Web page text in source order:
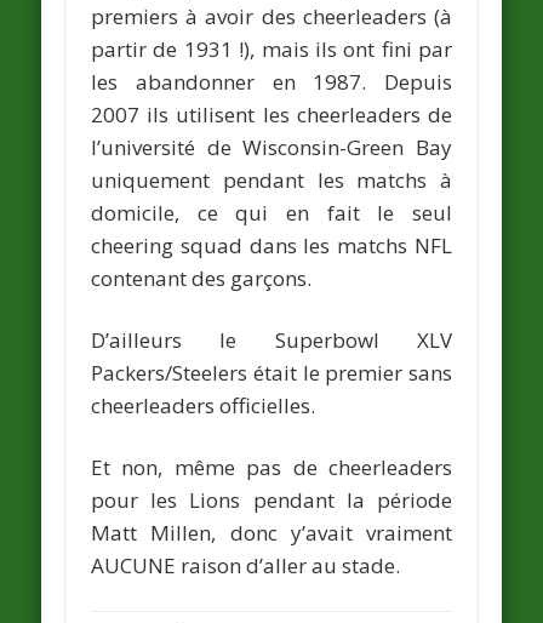
premiers à avoir des cheerleaders (à
partir de 1931 !), mais ils ont fini par
les abandonner en 1987. Depuis
2007 ils utilisent les cheerleaders de
l’université de Wisconsin-Green Bay
uniquement pendant les matchs à
domicile, ce qui en fait le seul
cheering squad dans les matchs NFL
contenant des garçons.
D’ailleurs le Superbowl XLV
Packers/Steelers était le premier sans
cheerleaders officielles.
Et non, même pas de cheerleaders
pour les Lions pendant la période
Matt Millen, donc y’avait vraiment
AUCUNE raison d’aller au stade.